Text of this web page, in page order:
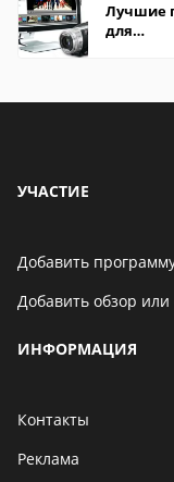
Лучшие
для
УЧАСТИЕ
Добавить
Добавить обзор или
ИНФОРМАЦИЯ
Контакты
Реклама